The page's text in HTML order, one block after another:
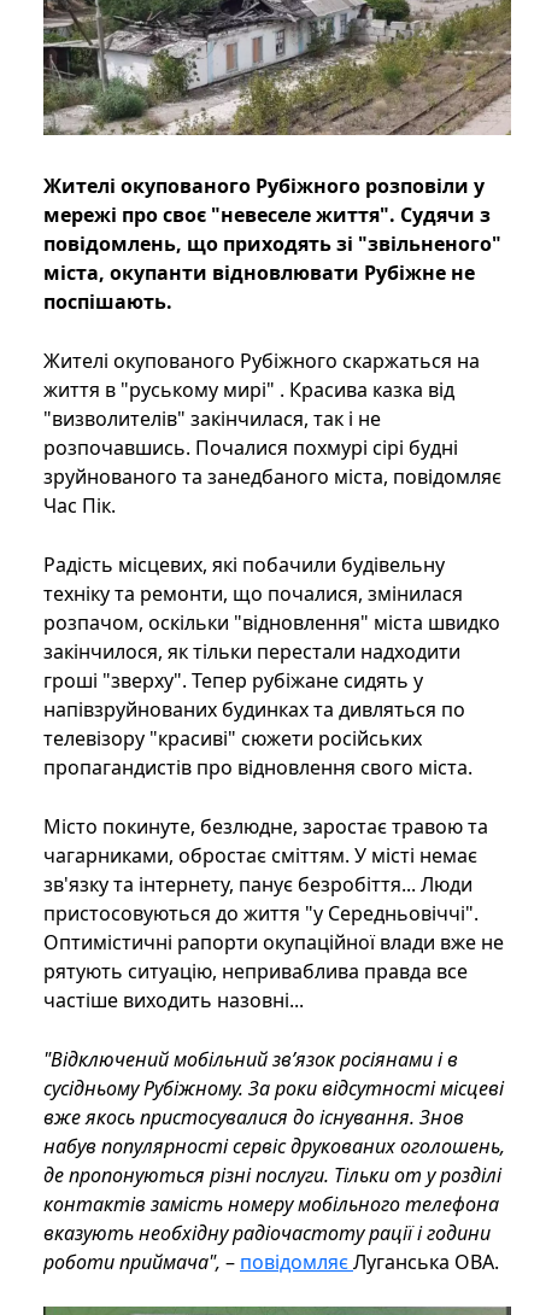
Жителі окупованого Рубіжного розповіли у
мережі про своє "невеселе життя". Судячи з
повідомлень, що приходять зі "звільненого"
міста, окупанти відновлювати Рубіжне не
поспішають.
Жителі окупованого Рубіжного скаржаться на
життя в "руському мирі" . Красива казка від
"визволителів" закінчилася, так і не
розпочавшись. Почалися похмурі сірі будні
зруйнованого та занедбаного міста, повідомляє
Час Пік.
Радість місцевих, які побачили будівельну
техніку та ремонти, що почалися, змінилася
розпачом, оскільки "відновлення" міста швидко
закінчилося, як тільки перестали надходити
гроші "зверху". Тепер рубіжане сидять у
напівзруйнованих будинках та дивляться по
телевізору "красиві" сюжети російських
пропагандистів про відновлення свого міста.
Місто покинуте, безлюдне, заростає травою та
чагарниками, обростає сміттям. У місті немає
зв'язку та інтернету, панує безробіття... Люди
пристосовуються до життя "у Середньовіччі".
Оптимістичні рапорти окупаційної влади вже не
рятують ситуацію, неприваблива правда все
частіше виходить назовні...
"Відключений мобільний зв’язок росіянами і в
сусідньому Рубіжному. За роки відсутності місцеві
вже якось пристосувалися до існування. Знов
набув популярності сервіс друкованих оголошень,
де пропонуються різні послуги. Тільки от у розділі
контактів замість номеру мобільного телефона
вказують необхідну радіочастоту рації і години
роботи приймача", – повідомляєЛуганська ОВА.